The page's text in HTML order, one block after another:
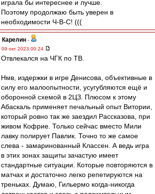
играла бы интереснее и лучше.
Поэтому продолжаю быть уверен в
необходимости Ч-В-С! (((
Карелин -
09 окт 2023 00:24
Отвлекался на ЧГК по ТВ.
Нмв, издержки в игре Денисова, объективные в
силу его малоопытности, усугубляются ещё и
оборонной схемой в 2ЦЗ. Плюсом к этому
Абаскаль применяет печальный опыт Витории,
который ровно так же заездил Рассказова, при
живом Кофрие. Только сейчас вместо Мили
лавку полирует Павлик. Точно то же самое
слева - замаринованный Классен. А ведь игра
в этих зонах защиты зачастую имеет
стандартные ситуации. Которые повторяются в
матчах и достаточно легко репетируются на
треньках. Думаю, Гильермо когда-никогда